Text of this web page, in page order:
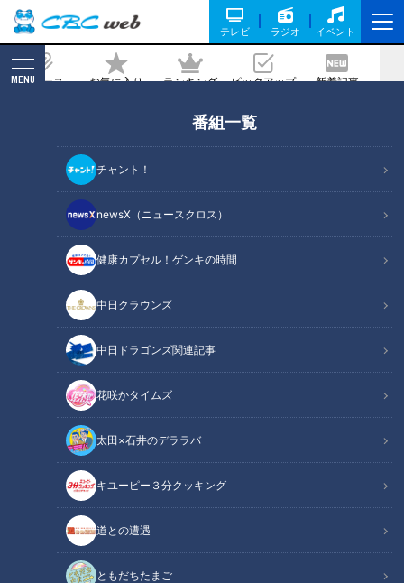
テレビ ラジオ イベント
ニュース お気に入り ランキング ピックアップ 新着記事
MENU
番組一覧
チャント！
newsX（ニュースクロス）
健康カプセル！ゲンキの時間
中日クラウンズ
中日ドラゴンズ関連記事
花咲かタイムズ
太田×石井のデララバ
キユーピー３分クッキング
道との遭遇
ともだちたまご
ト法…内臓脂肪を減らして「ぽっこりお
腹」を改善する方法
2025/04/06 07:10
CBCテレビ『健康カプセル！ゲンキの時間』
健康カプセル！ゲンキの時間
「健康カプセル！ゲンキの時間」アーカイブ